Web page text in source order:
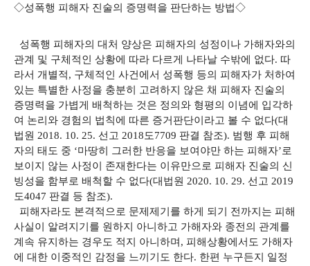
◇성폭행 피해자 진술의 증명력을 판단하는 방법◇
성폭행 피해자의 대처 양상은 피해자의 성정이나 가해자와의
관계 및 구체적인 상황에 따라 다르게 나타날 수밖에 없다. 따
라서 개별적, 구체적인 사건에서 성폭행 등의 피해자가 처하여
있는 특별한 사정을 충분히 고려하지 않은 채 피해자 진술의
증명력을 가볍게 배척하는 것은 정의와 형평의 이념에 입각하
여 논리와 경험의 법칙에 따른 증거판단이라고 볼 수 없다(대
법원 2018. 10. 25. 선고 2018도7709 판결 참조). 범행 후 피해
자의 태도 중 ‘마땅히 그러한 반응을 보여야만 하는 피해자’로
보이지 않는 사정이 존재한다는 이유만으로 피해자 진술의 신
빙성을 함부로 배척할 수 없다(대법원 2020. 10. 29. 선고 2019
도4047 판결 등 참조).
피해자라도 본격적으로 문제제기를 하게 되기 전까지는 피해
사실이 알려지기를 원하지 아니하고 가해자와 종전의 관계를
계속 유지하는 경우도 적지 아니하며, 피해상황에서도 가해자
에 대한 이중적인 감정을 느끼기도 한다. 한편 누구든지 일정